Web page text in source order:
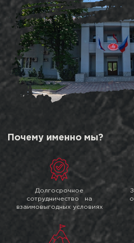
Почему именно мы?
Долгосрочное
сотрудничество на
взаимовыгодных условиях